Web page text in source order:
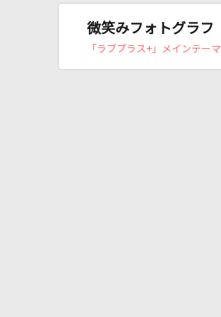
微笑みフォトグラフ
「ラブプラス+」メインテーマ